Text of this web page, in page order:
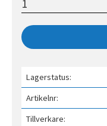
Lagerstatus
Artikelnr
Tillverkare